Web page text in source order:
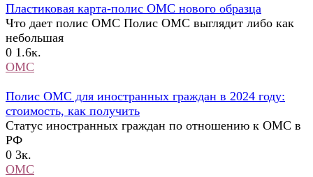
Пластиковая карта-полис ОМС нового образца
Что дает полис ОМС Полис ОМС выглядит либо как
небольшая
0 1.6к.
ОМС
Полис ОМС для иностранных граждан в 2024 году:
стоимость, как получить
Статус иностранных граждан по отношению к ОМС в
РФ
0 3к.
ОМС